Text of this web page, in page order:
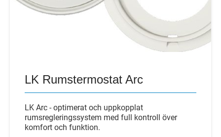
LK Rumstermostat Arc
LK Arc - optimerat och uppkopplat
rumsregleringssystem med full kontroll över
komfort och funktion.